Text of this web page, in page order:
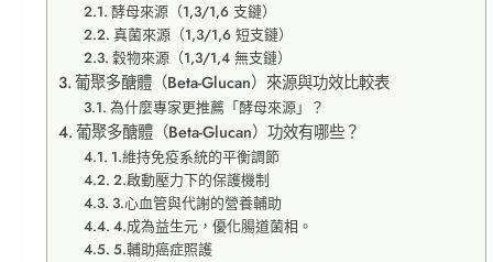
酵母來源（1,3/1,6 支鏈）
真菌來源（1,3/1,6 短支鏈）
穀物來源（1,3/1,4 無支鏈）
葡聚多醣體（Beta-Glucan）來源與功效比較表
為什麼專家更推薦「酵母來源」？
葡聚多醣體（Beta-Glucan）功效有哪些？
1.維持免疫系統的平衡調節
2.啟動壓力下的保護機制
3.心血管與代謝的營養輔助
4.成為益生元，優化腸道菌相。
5.輔助癌症照護